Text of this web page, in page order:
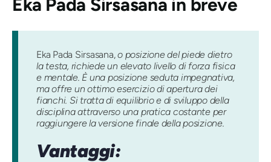
Eka Pada Sirsasana in breve
Eka Pada Sirsasana,o posizione del piede dietro
la testa, richiede un elevato livello di forza fisica
e mentale. È una posizione seduta impegnativa,
ma offre un ottimo esercizio di apertura dei
fianchi. Si tratta di equilibrio e di sviluppo della
disciplina attraverso una pratica costante per
raggiungere la versione finale della posizione.
Vantaggi: